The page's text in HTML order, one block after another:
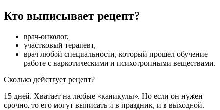
Кто выписывает рецепт?
врач-онколог,
участковый терапевт,
врач любой специальности, который прошел обучение
работе с наркотическими и психотропными веществами.
Сколько действует рецепт?
15 дней. Хватает на любые «каникулы». Но если он нужен
срочно, то его могут выписать и в праздник, и в выходной.